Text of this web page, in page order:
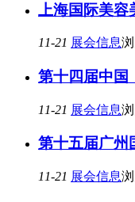
上海国际美容
11-21 展会信息
第十四届中国
11-21 展会信息
第十五届广州
11-21 展会信息